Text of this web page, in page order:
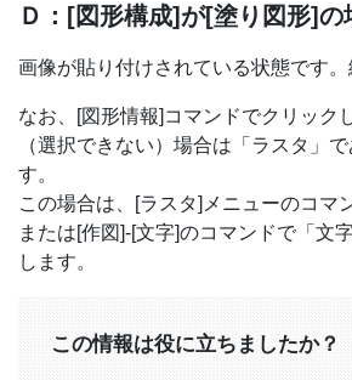
Ｄ：[図形構成]が[塗り図形]の
画像が貼り付けされている状態です。
なお、[図形情報]コマンドでクリック
（選択できない）場合は「ラスタ」
す。
この場合は、[ラスタ]メニューのコマ
または[作図]-[文字]のコマンドで「文
します。
この情報は役に立ちましたか？